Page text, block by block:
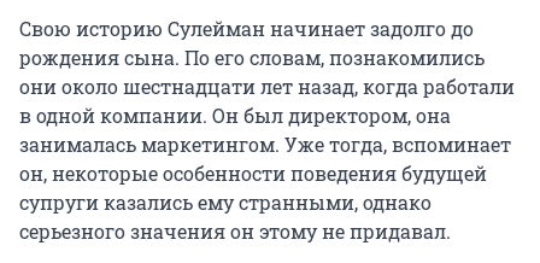
Свою историю Сулейман начинает задолго до
рождения сына. По его словам, познакомились
они около шестнадцати лет назад, когда работали
в одной компании. Он был директором, она
занималась маркетингом. Уже тогда, вспоминает
он, некоторые особенности поведения будущей
супруги казались ему странными, однако
серьезного значения он этому не придавал.